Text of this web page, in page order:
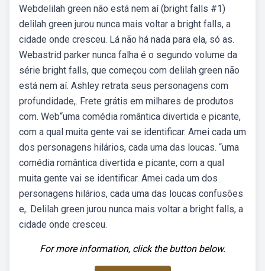
Webdelilah green não está nem aí (bright falls #1)
delilah green jurou nunca mais voltar a bright falls, a
cidade onde cresceu. Lá não há nada para ela, só as.
Webastrid parker nunca falha é o segundo volume da
série bright falls, que começou com delilah green não
está nem aí. Ashley retrata seus personagens com
profundidade,. Frete grátis em milhares de produtos
com. Web“uma comédia romântica divertida e picante,
com a qual muita gente vai se identificar. Amei cada um
dos personagens hilários, cada uma das loucas. “uma
comédia romântica divertida e picante, com a qual
muita gente vai se identificar. Amei cada um dos
personagens hilários, cada uma das loucas confusões
e,. Delilah green jurou nunca mais voltar a bright falls, a
cidade onde cresceu.
For more information, click the button below.